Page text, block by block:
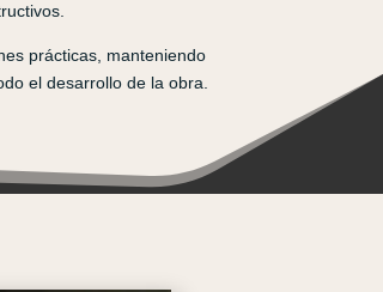
prácticas, manteniendo
el desarrollo de la obra.